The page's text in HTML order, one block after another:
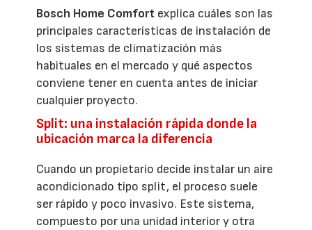
Bosch Home Comfort explica cuáles son las
principales características de instalación de
los sistemas de climatización más
habituales en el mercado y qué aspectos
conviene tener en cuenta antes de iniciar
cualquier proyecto.
Split: una instalación rápida donde la
ubicación marca la diferencia
Cuando un propietario decide instalar un aire
acondicionado tipo split, el proceso suele
ser rápido y poco invasivo. Este sistema,
compuesto por una unidad interior y otra